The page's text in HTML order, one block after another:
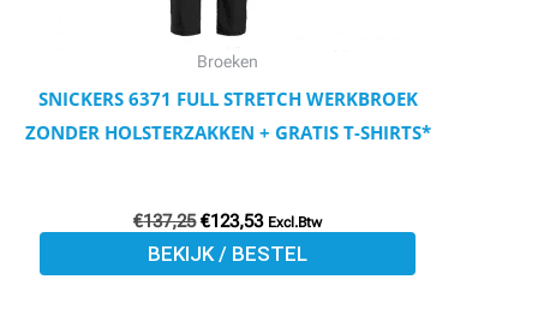
Broeken
SNICKERS 6371 FULL STRETCH WERKBROEK
ZONDER HOLSTERZAKKEN + GRATIS T-SHIRTS*
€137,25 €123,53 Excl.Btw
BEKIJK / BESTEL
gekozen
worden
op
de